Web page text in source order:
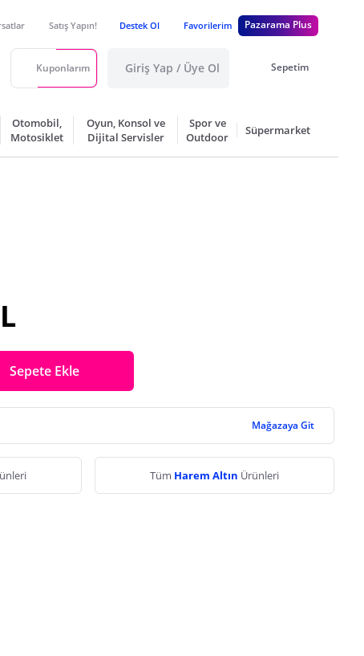
Satış Yapın! Destek Ol Favorilerim Pazarama Plus
Kuponlarım Giriş Yap / Üye Ol Sepetim
Otomobil,
Motosiklet
Oyun, Konsol ve
Dijital Servisler
Spor ve
Outdoor
Süpermarket
Sepete Ekle
Mağazaya Git
Tüm Harem Altın Ürünleri